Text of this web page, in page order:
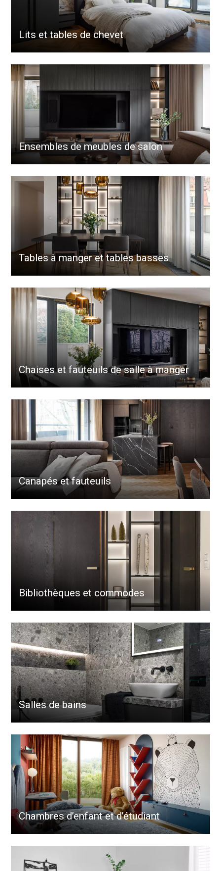
Lits et tables de chevet
Ensembles de meubles de salon
Tables à manger et tables basses
Chaises et fauteuils de salle à manger
Canapés et fauteuils
Bibliothèques et commodes
Salles de bains
Chambres d’enfant et d’étudiant